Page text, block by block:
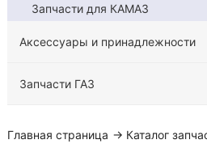
Запчасти для КАМАЗ
Аксессуары и принадлежности
Запчасти ГАЗ
Главная страница → Каталог